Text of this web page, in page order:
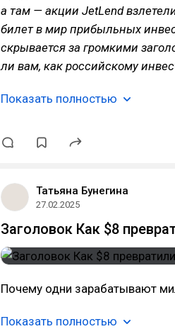
а там — акции JetLend
билет в мир прибыльных
скрывается за громкими
ли вам, как российскому
Показать полностью
Татьяна Бунегина
27.02.2025
Заголовок Как $8
Почему одни зарабатывают
Показать полностью